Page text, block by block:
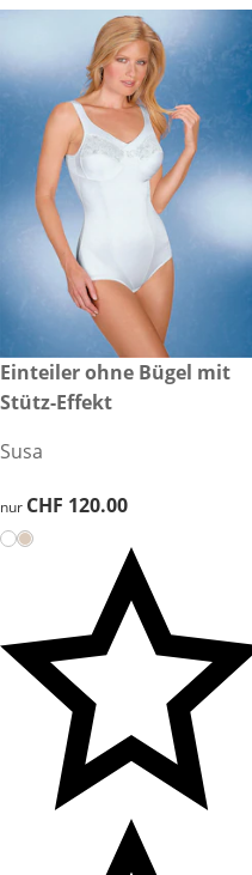
CHF 120.00
Einteiler ohne Bügel mit
Stütz-Effekt
Susa
CHF 120.00
nur CHF 120.00